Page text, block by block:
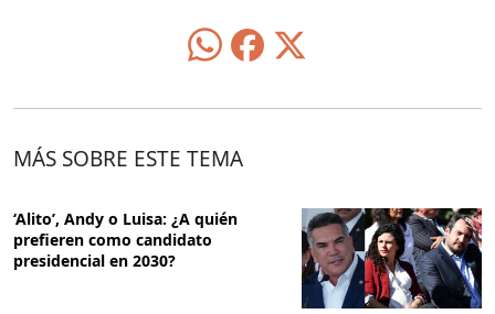
MÁS SOBRE ESTE TEMA
‘Alito’, Andy o Luisa: ¿A quién
prefieren como candidato
presidencial en 2030?